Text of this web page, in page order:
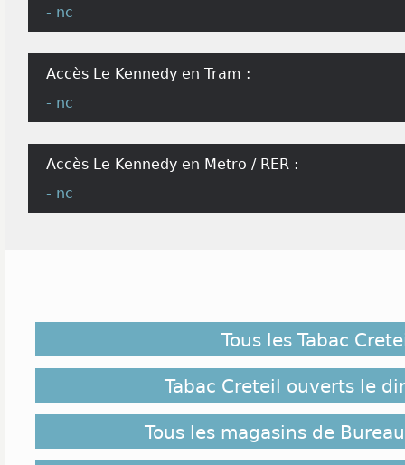
- nc
Accès Le Kennedy en Tram :
- nc
Accès Le Kennedy en Metro / RER :
- nc
Tous les Tabac
Tabac Creteil ouverts le
Tous les magasins de